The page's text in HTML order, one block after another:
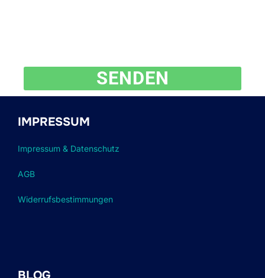
SENDEN
IMPRESSUM
Impressum & Datenschutz
AGB
Widerrufsbestimmungen